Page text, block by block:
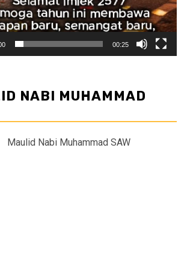
00:25
NABI MUHAMMAD
Maulid Nabi Muhammad SAW